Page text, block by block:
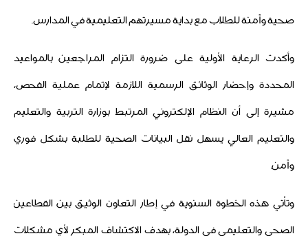
صحية وآمنة للطلاب مع بداية مسيرتهم التعليمية في المدارس.
وأكدت الرعاية الأولية على ضرورة التزام المراجعين بالمواعيد
المحددة وإحضار الوثائق الرسمية اللازمة لإتمام عملية الفحص،
مشيرة إلى أن النظام الإلكتروني المرتبط بوزارة التربية والتعليم
والتعليم العالي يسهل نقل البيانات الصحية للطلبة بشكل فوري
وآمن.
وتأتي هذه الخطوة السنوية في إطار التعاون الوثيق بين القطاعين
الصحي والتعليمي في الدولة، بهدف الاكتشاف المبكر لأي مشكلات